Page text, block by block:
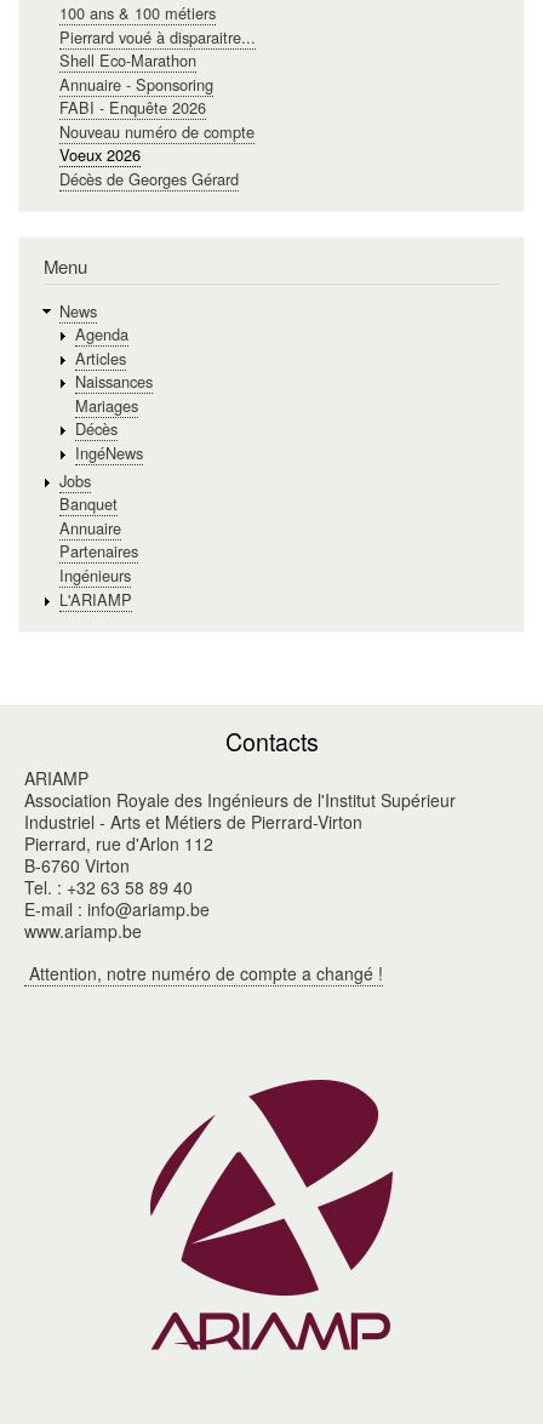
principale
100 ans & 100 métiers
Pierrard voué à disparaitre...
Shell Eco-Marathon
Annuaire - Sponsoring
FABI - Enquête 2026
Nouveau numéro de compte
Voeux 2026
Décès de Georges Gérard
Menu
News
Agenda
Articles
Naissances
Mariages
Décès
IngéNews
Jobs
Banquet
Annuaire
Partenaires
Ingénieurs
L'ARIAMP
Contacts
ARIAMP
Association Royale des Ingénieurs de l'Institut Supérieur
Industriel - Arts et Métiers de Pierrard-Virton
Pierrard, rue d'Arlon 112
B-6760 Virton
Tel. : +32 63 58 89 40
E-mail : info@ariamp.be
www.ariamp.be
Attention, notre numéro de compte a changé !